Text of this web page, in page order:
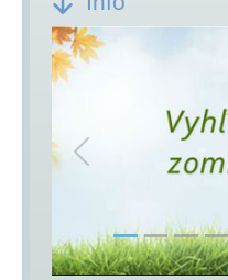
Previous